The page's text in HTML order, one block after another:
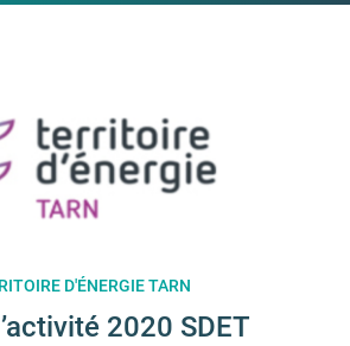
D'ÉNERGIE TARN
2020 SDET